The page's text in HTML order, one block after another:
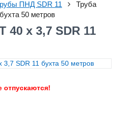
ПНД SDR 11
Труба
50 метров
х 3,7 SDR 11
отпускаются!